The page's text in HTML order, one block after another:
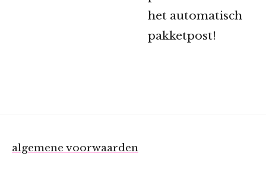
het automatisch
pakketpost!
algemene voorwaarden